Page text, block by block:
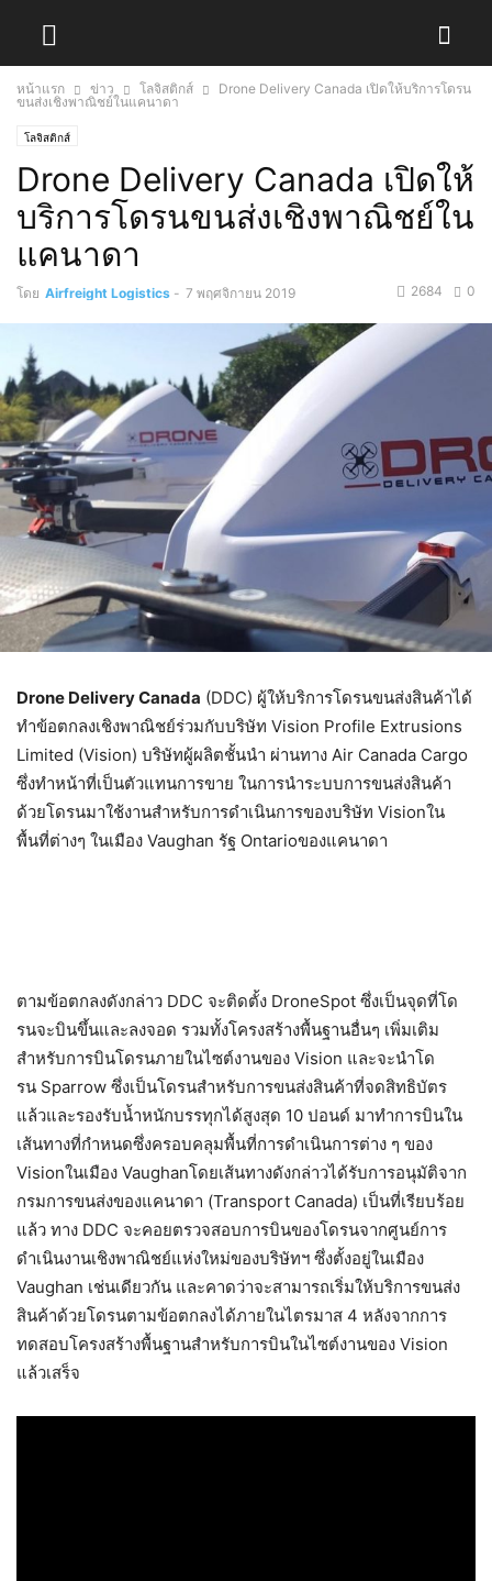
หน้าแรก ข่าว โลจิสติกส์
Drone Delivery Canada เปิดให้บริการโดรน
ขนส่งเชิงพาณิชย์ในแคนาดา
โลจิสติกส์
Drone Delivery Canada เปิดให้
บริการโดรนขนส่งเชิงพาณิชย์ใน
แคนาดา
โดย Airfreight Logistics - 7 พฤศจิกายน 2019 0
2684
Drone Delivery Canada (DDC) ผู้ให้บริการโดรนขนส่งสินค้าได้
ทำข้อตกลงเชิงพาณิชย์ร่วมกับบริษัท Vision Profile Extrusions
Limited (Vision) บริษัทผู้ผลิตชั้นนำ ผ่านทาง Air Canada Cargo
ซึ่งทำหน้าที่เป็นตัวแทนการขาย ในการนำระบบการขนส่งสินค้า
ด้วยโดรนมาใช้งานสำหรับการดำเนินการของบริษัท Visionใน
พื้นที่ต่างๆ ในเมือง Vaughan รัฐ Ontarioของแคนาดา
ตามข้อตกลงดังกล่าว DDC จะติดตั้ง DroneSpot ซึ่งเป็นจุดที่โด
รนจะบินขึ้นและลงจอด รวมทั้งโครงสร้างพื้นฐานอื่นๆ เพิ่มเติม
สำหรับการบินโดรนภายในไซต์งานของ Vision และจะนำโด
รน Sparrow ซึ่งเป็นโดรนสำหรับการขนส่งสินค้าที่จดสิทธิบัตร
แล้วและรองรับน้ำหนักบรรทุกได้สูงสุด 10 ปอนด์ มาทำการบินใน
เส้นทางที่กำหนดซึ่งครอบคลุมพื้นที่การดำเนินการต่าง ๆ ของ
Visionในเมือง Vaughanโดยเส้นทางดังกล่าวได้รับการอนุมัติจาก
กรมการขนส่งของแคนาดา (Transport Canada) เป็นที่เรียบร้อย
แล้ว ทาง DDC จะคอยตรวจสอบการบินของโดรนจากศูนย์การ
ดำเนินงานเชิงพาณิชย์แห่งใหม่ของบริษัทฯ ซึ่งตั้งอยู่ในเมือง
Vaughan เช่นเดียวกัน และคาดว่าจะสามารถเริ่มให้บริการขนส่ง
สินค้าด้วยโดรนตามข้อตกลงได้ภายในไตรมาส 4 หลังจากการ
ทดสอบโครงสร้างพื้นฐานสำหรับการบินในไซต์งานของ Vision
แล้วเสร็จ